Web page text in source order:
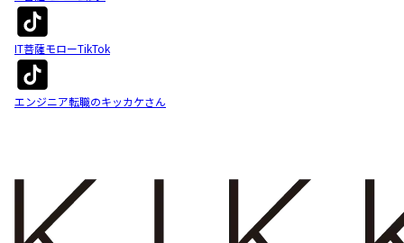
IT菩薩モローTikTok
エンジニア転職のキッカケさん